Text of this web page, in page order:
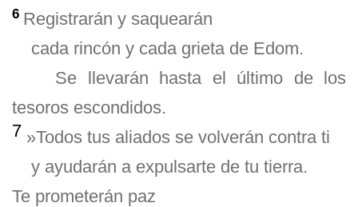
6 Registrarán y saquearán
cada rincón y cada grieta de Edom.
Se llevarán hasta el último de los
tesoros escondidos.
7 »Todos tus aliados se volverán contra ti
y ayudarán a expulsarte de tu tierra.
Te prometerán paz